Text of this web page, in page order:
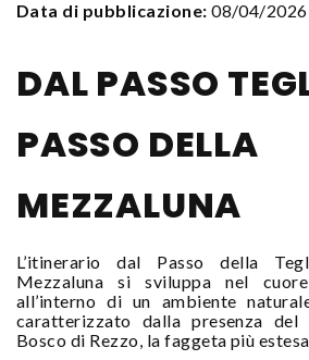
Data di pubblicazione:08/04/2026
DAL PASSO
PASSO DELLA
MEZZALUNA
L’itinerario dal Passo della
Mezzaluna si sviluppa nel
all’interno di un ambiente
caratterizzato dalla presenza del
Bosco di Rezzo, la faggeta più